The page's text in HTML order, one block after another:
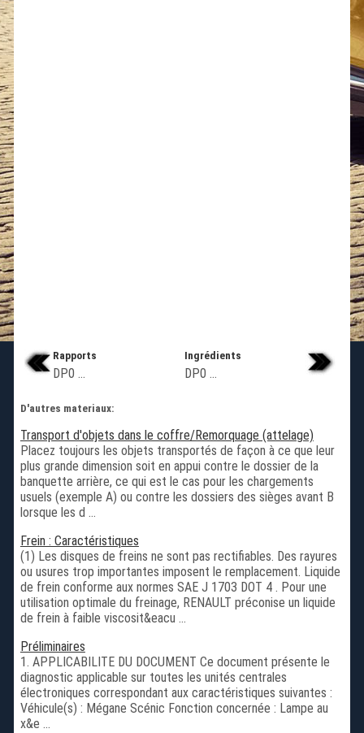
Rapports
DP0 ...
Ingrédients
DP0 ...
D'autres materiaux:
Transport d'objets dans le coffre/Remorquage (attelage)
Placez toujours les objets transportés de façon à ce que leur
plus grande dimension soit en appui contre le dossier de la
banquette arrière, ce qui est le cas pour les chargements
usuels (exemple A) ou contre les dossiers des sièges avant B
lorsque les d ...
Frein : Caractéristiques
(1) Les disques de freins ne sont pas rectifiables. Des rayures
ou usures trop importantes imposent le remplacement. Liquide
de frein conforme aux normes SAE J 1703 DOT 4 . Pour une
utilisation optimale du freinage, RENAULT préconise un liquide
de frein à faible viscosit&eacu ...
Préliminaires
1. APPLICABILITE DU DOCUMENT Ce document présente le
diagnostic applicable sur toutes les unités centrales
électroniques correspondant aux caractéristiques suivantes :
Véhicule(s) : Mégane Scénic Fonction concernée : Lampe au
x&e ...